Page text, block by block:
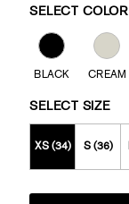
Variations
SELECT COLOR
BLACK CREAM
SELECT SIZE
XS (34) S (36)